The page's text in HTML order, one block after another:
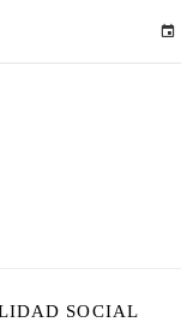
SOCIAL